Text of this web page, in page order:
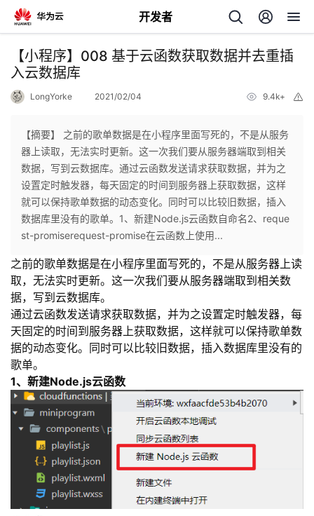
开发者
返
回
个
人
主
页
我
的
开
发
者
我
的
博
客
我
的
论
坛
我
的
圈
我
的
我
【小程序】008 基于云函数获取数据并去重插
入云数据库
LongYorke 2021/02/04 9.4k+
【摘要】 之前的歌单数据是在小程序里面写死的，不是从服务
器上读取，无法实时更新。这一次我们要从服务器端取到相关
数据，写到云数据库。通过云函数发送请求获取数据，并为之
设置定时触发器，每天固定的时间到服务器上获取数据，这样
就可以保持歌单数据的动态变化。同时可以比较旧数据，插入
数据库里没有的歌单。1、新建Node.js云函数自命名2、reque
st-promiserequest-promise在云函数上使用...
之前的歌单数据是在小程序里面写死的，不是从服务器上读
取，无法实时更新。这一次我们要从服务器端取到相关数
据，写到云数据库。
通过云函数发送请求获取数据，并为之设置定时触发器，每
天固定的时间到服务器上获取数据，这样就可以保持歌单数
据的动态变化。同时可以比较旧数据，插入数据库里没有的
歌单。
1、新建Node.js云函数